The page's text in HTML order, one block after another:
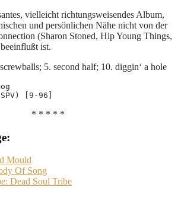
vielleicht richtungsweisendes Album,
und persönlichen Nähe nicht von der
(Sharon Stoned, Hip Young Things,
ist.
5. second half; 10. diggin‘ a hole
[9-96]
* * * * *
Mould
Of Song
Dead Soul Tribe